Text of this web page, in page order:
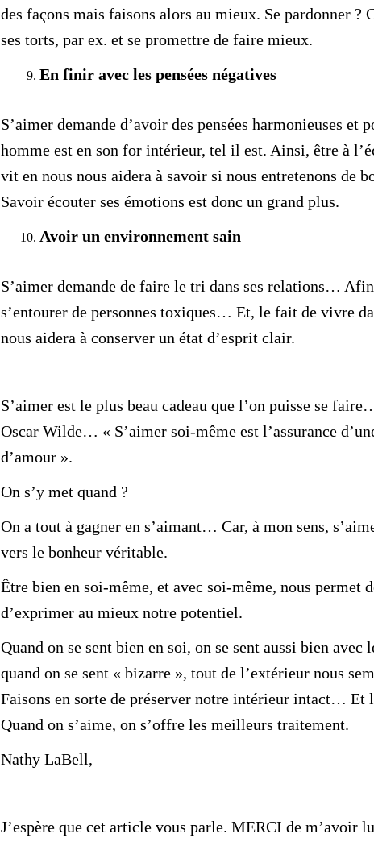
des façons mais faisons alors au mieux. Se pardonner ?
ses torts, par ex. et se promettre de faire mieux.
En finir avec les pensées négatives
S’aimer demande d’avoir des pensées harmonieuses
homme est en son for intérieur, tel il est. Ainsi, être à
vit en nous nous aidera à savoir si nous entretenons de
Savoir écouter ses émotions est donc un grand plus.
Avoir un environnement sain
S’aimer demande de faire le tri dans ses relations… Afin
s’entourer de personnes toxiques… Et, le fait de vivre
nous aidera à conserver un état d’esprit clair.
S’aimer est le plus beau cadeau que l’on puisse se
Oscar Wilde… « S’aimer soi-même est l’assurance
d’amour ».
On s’y met quand ?
On a tout à gagner en s’aimant… Car, à mon sens,
vers le bonheur véritable.
Être bien en soi-même, et avec soi-même, nous permet
d’exprimer au mieux notre potentiel.
Quand on se sent bien en soi, on se sent aussi bien avec
quand on se sent « bizarre », tout de l’extérieur nous
Faisons en sorte de préserver notre intérieur intact… Et
Quand on s’aime, on s’offre les meilleurs traitement.
Nathy LaBell,
J’espère que cet article vous parle. MERCI de m’avoir